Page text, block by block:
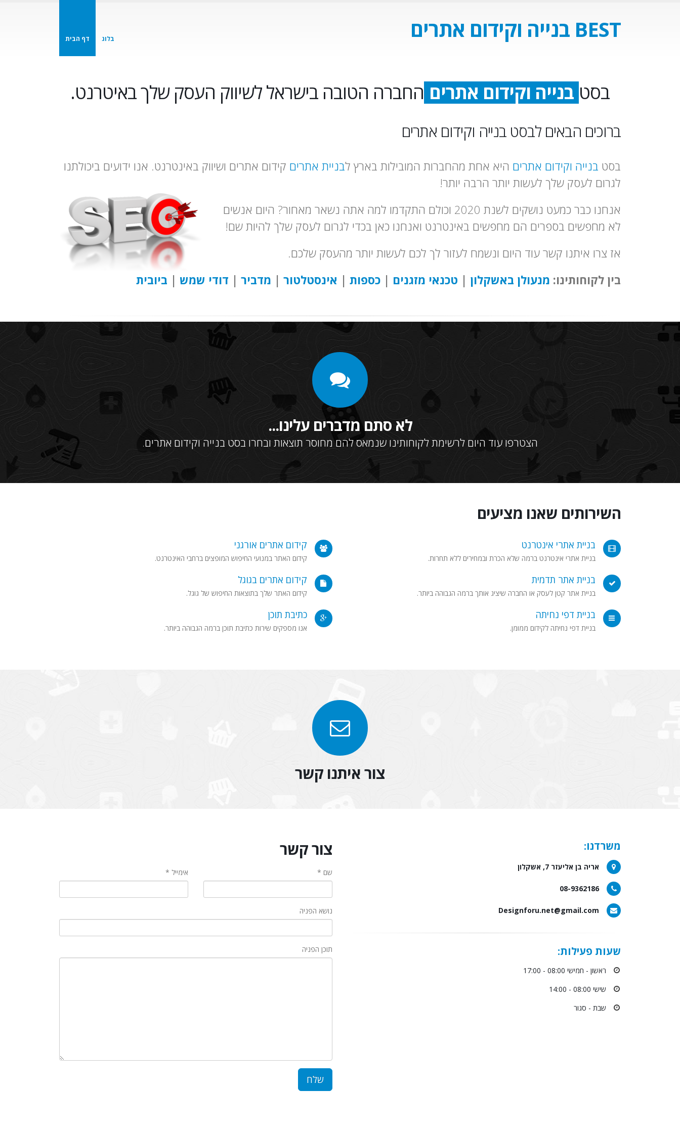
BEST בנייה וקידום אתרים בלוג דף הבית
בסט בנייה וקידום אתרים
בניית אתרים
קידום אתרים
החברה הטובה בישראל לשיווק העסק שלך באיטרנט.
ברוכים הבאים לבסט בנייה וקידום אתרים
בסט בנייה וקידום אתרים היא אחת מהחברות המובילות בארץ לבניית אתרים קידום אתרים ושיווק באינטרנט. אנו ידועים ביכולתנו
לגרום לעסק שלך לעשות יותר הרבה יותר!
אנחנו כבר כמעט נושקים לשנת 2020 וכולם התקדמו למה אתה נשאר מאחור? היום אנשים
לא מחפשים בספרים הם מחפשים באינטרנט ואנחנו כאן בכדי לגרום לעסק שלך להיות שם!
אז צרו איתנו קשר עוד היום ונשמח לעזור לך לכם לעשות יותר מהעסק שלכם.
בין לקוחותינו: מנעולן באשקלון | טכנאי מזגנים | כספות | אינסטלטור | מדביר | דודי שמש | ביובית
לא סתם מדברים עלינו...
הצטרפו עוד היום לרשימת לקוחותינו שנמאס להם מחוסר תוצאות ובחרו בסט בנייה וקידום אתרים.
השירותים שאנו מציעים
קידום אתרים אורגני
קידום האתר במנועי החיפוש המופצים ברחבי האינטרנט.
בניית אתרי אינטרנט
בניית אתרי אינטרנט ברמה שלא הכרת ובמחירים ללא תחרות.
קידום אתרים בגוגל
קידום האתר שלך בתוצאות החיפוש של גוגל.
בניית אתר תדמית
בניית אתר קטן לעסק או החברה שיציג אותך ברמה הגבוהה ביותר.
כתיבת תוכן
אנו מספקים שירות כתיבת תוכן ברמה הגבוהה ביותר.
בניית דפי נחיתה
בניית דפי נחיתה לקידום ממומן.
צור איתנו קשר
צור קשר
שם * אימייל *
נושא הפניה
תוכן הפניה
משרדנו:
אריה בן אליעזר 7, אשקלון
08-9362186
Designforu.net@gmail.com
שעות פעילות:
ראשון - חמישי 08:00 - 17:00
שישי 08:00 - 14:00
שבת - סגור